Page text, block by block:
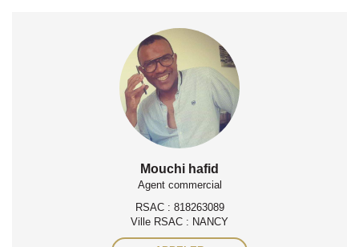
Mouchi hafid
Agent commercial
RSAC : 818263089
Ville RSAC : NANCY